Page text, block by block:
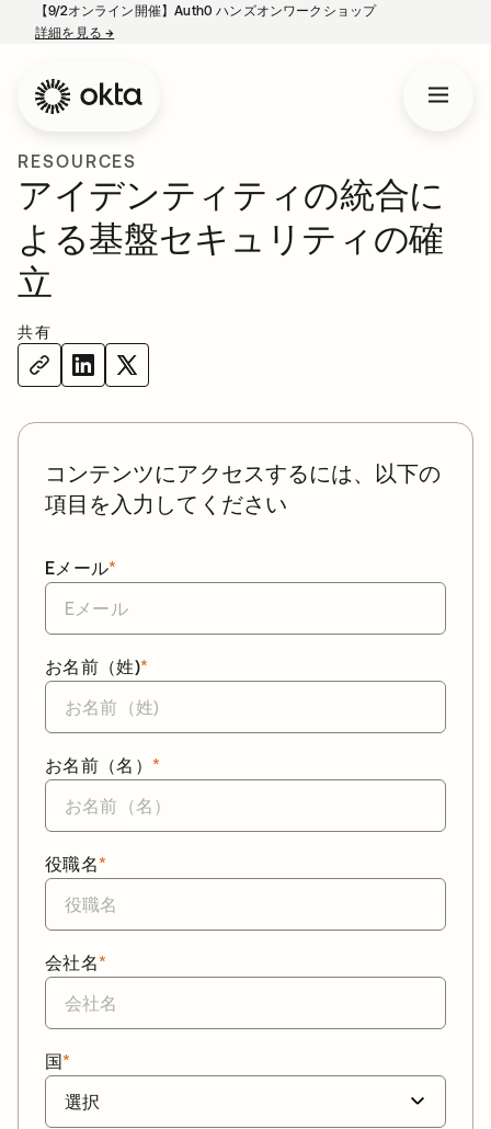
【9/2オンライン開催】Auth0 ハンズオンワークショップ
詳細を見る→
RESOURCES
アイデンティティの統合に
よる基盤セキュリティの確
立
共有
コンテンツにアクセスするには、以下の
項目を入力してください
*
Eメール
*
お名前（姓)
*
お名前（名）
*
役職名
*
会社名
*
国